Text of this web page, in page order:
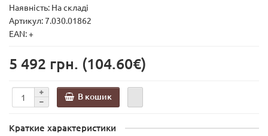
Наявність: На складі
Артикул: 7.030.01862
EAN: +
5 492 грн. (104.60€)
В кошик
Краткие характеристики